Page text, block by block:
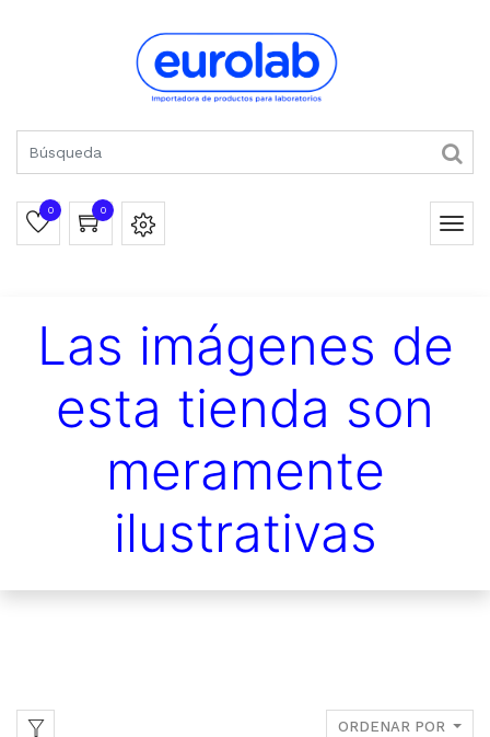
0 0
Las imágenes de
esta tienda son
meramente
ilustrativas
ORDENAR POR